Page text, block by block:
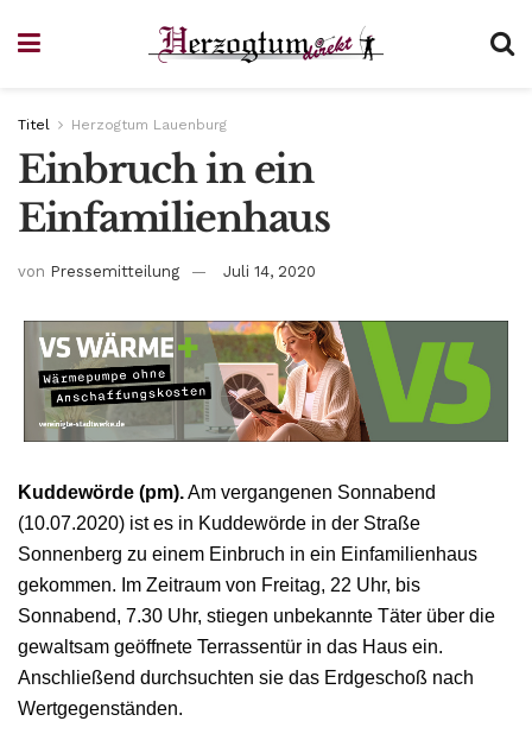
Titel Herzogtum Lauenburg
Einbruch in ein
Einfamilienhaus
von Pressemitteilung Juli 14, 2020
Kuddewörde (pm).Am vergangenen Sonnabend
(10.07.2020) ist es in Kuddewörde in der Straße
Sonnenberg zu einem Einbruch in ein Einfamilienhaus
gekommen. Im Zeitraum von Freitag, 22 Uhr, bis
Sonnabend, 7.30 Uhr, stiegen unbekannte Täter über die
gewaltsam geöffnete Terrassentür in das Haus ein.
Anschließend durchsuchten sie das Erdgeschoß nach
Wertgegenständen.